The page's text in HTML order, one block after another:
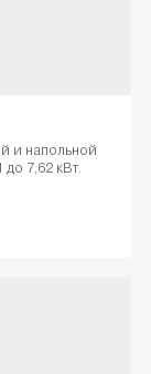
и напольной
7,62 кВт.